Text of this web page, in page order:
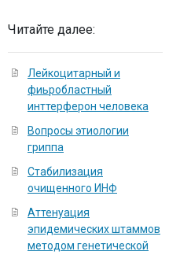
Читайте далее:
Лейкоцитарный и
фиьробластный
инттерферон человека
Вопросы этиологии
гриппа
Стабилизация
очищенного ИНФ
Аттенуация
эпидемических штаммов
методом генетической